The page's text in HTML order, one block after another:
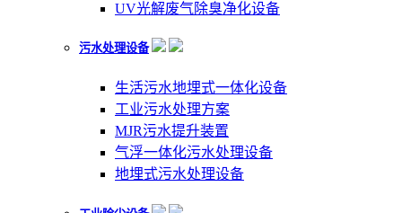
UV光解废气除臭净化设备
污水处理设备
生活污水地埋式一体化设备
工业污水处理方案
MJR污水提升装置
气浮一体化污水处理设备
地埋式污水处理设备